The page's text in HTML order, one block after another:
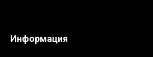
Информация